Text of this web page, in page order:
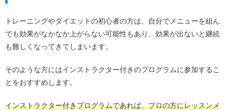
トレーニングやダイエットの初心者の方は、自分でメニューを組ん
でも効果がなかなか上がらない可能性もあり、効果が出ないと継続
も難しくなってきてしまいます。
そのような方にはインストラクター付きのプログラムに参加するこ
とをおすすめします。
インストラクター付きプログラムであれば、プロの方にレッスンメ